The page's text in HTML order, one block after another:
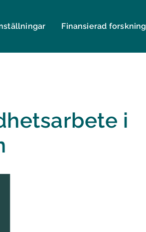
Finansierad forskning
i